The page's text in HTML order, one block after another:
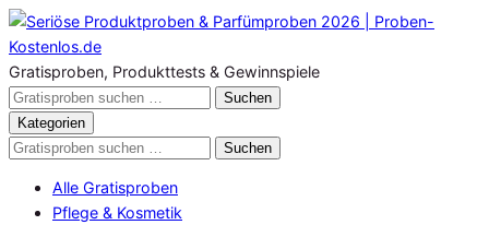
Zum
Inhalt
springen
Gratisproben, Produkttests & Gewinnspiele
Gratisproben
durchsuchen
Suchen
Kategorien
Gratisproben
Suchen
Alle Gratisproben
Pflege & Kosmetik